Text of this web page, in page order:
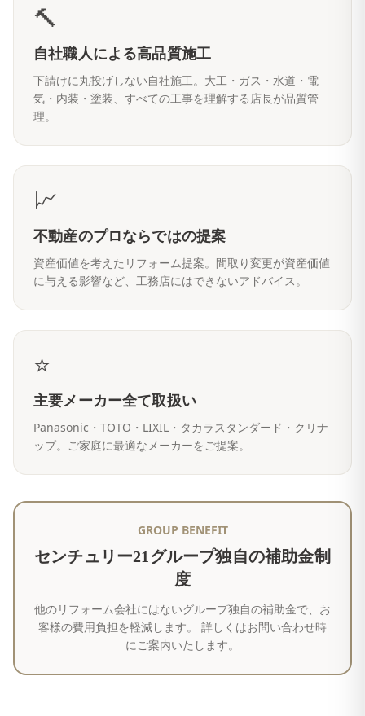
🔨
自社職人による高品質施工
下請けに丸投げしない自社施工。大工・ガス・水道・電
気・内装・塗装、すべての工事を理解する店長が品質管
理。
📈
不動産のプロならではの提案
資産価値を考えたリフォーム提案。間取り変更が資産価値
に与える影響など、工務店にはできないアドバイス。
⭐
主要メーカー全て取扱い
Panasonic・TOTO・LIXIL・タカラスタンダード・クリナ
ップ。ご家庭に最適なメーカーをご提案。
GROUP BENEFIT
センチュリー21グループ独自の補助金制
度
他のリフォーム会社にはないグループ独自の補助金で、お
客様の費用負担を軽減します。 詳しくはお問い合わせ時
にご案内いたします。